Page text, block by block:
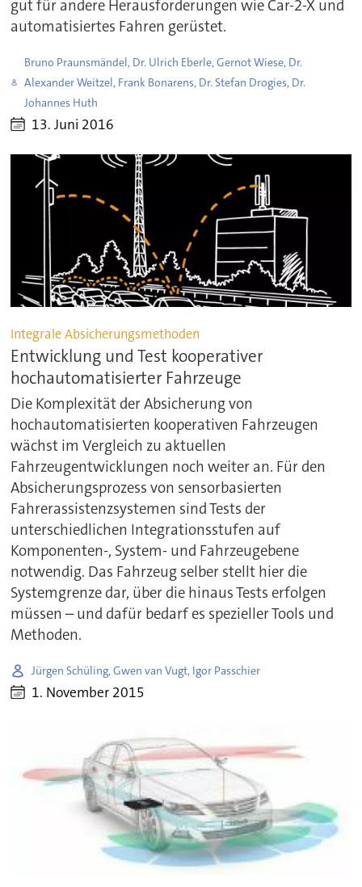
gut für andere Herausforderungen wie Car-2-X und
automatisiertes Fahren gerüstet.
Bruno Praunsmändel, Dr. Ulrich Eberle, Gernot Wiese, Dr.
Alexander Weitzel, Frank Bonarens, Dr. Stefan Drogies, Dr.
Johannes Huth
13. Juni 2016
Integrale Absicherungsmethoden
Entwicklung und Test kooperativer
hochautomatisierter Fahrzeuge
Die Komplexität der Absicherung von
hochautomatisierten kooperativen Fahrzeugen
wächst im Vergleich zu aktuellen
Fahrzeugentwicklungen noch weiter an. Für den
Absicherungsprozess von sensorbasierten
Fahrerassistenzsystemen sind Tests der
unterschiedlichen Integrationsstufen auf
Komponenten-, System- und Fahrzeugebene
notwendig. Das Fahrzeug selber stellt hier die
Systemgrenze dar, über die hinaus Tests erfolgen
müssen – und dafür bedarf es spezieller Tools und
Methoden.
Jürgen Schüling, Gwen van Vugt, Igor Passchier
1. November 2015